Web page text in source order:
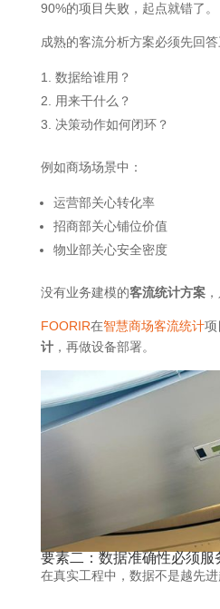
90%的项目失败，起点就错了。
成熟的客流分析方案必须先回答
数据给谁用？
用来干什么？
决策动作如何闭环？
例如商场场景中：
运营部关心转化率
招商部关心铺位价值
物业部关心安全密度
没有业务建模的客流统计方案，
FOORIR在智慧商场客流统计项
计，再做设备部署。
要素二：数据准确性必须服
在真实工程中，数据不是越先进